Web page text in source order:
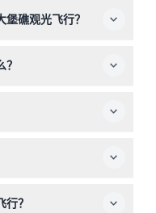
到，请联系客户支持。
不占用单独座位
礁观光飞行？
中会显示可用性和价
解说，增强您的体验
预订多个婴儿票，需注
，费用为票价的50%
？